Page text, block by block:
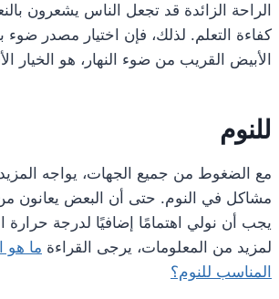
الراحة الزائدة قد تجعل الناس يشعرون
كفاءة التعلم. لذلك، فإن اختيار مصدر ضوء
الأبيض القريب من ضوء النهار، هو الخيار
للنوم
مع الضغوط من جميع الجهات، يواجه
مشاكل في النوم. حتى أن البعض يعانون من
يجب أن نولي اهتمامًا إضافيًا لدرجة حرارة
لمزيد من المعلومات، يرجى القراءة ما هو
المناسب للنوم؟